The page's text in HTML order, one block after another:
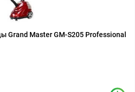
Grand Master GM-S205 Professional